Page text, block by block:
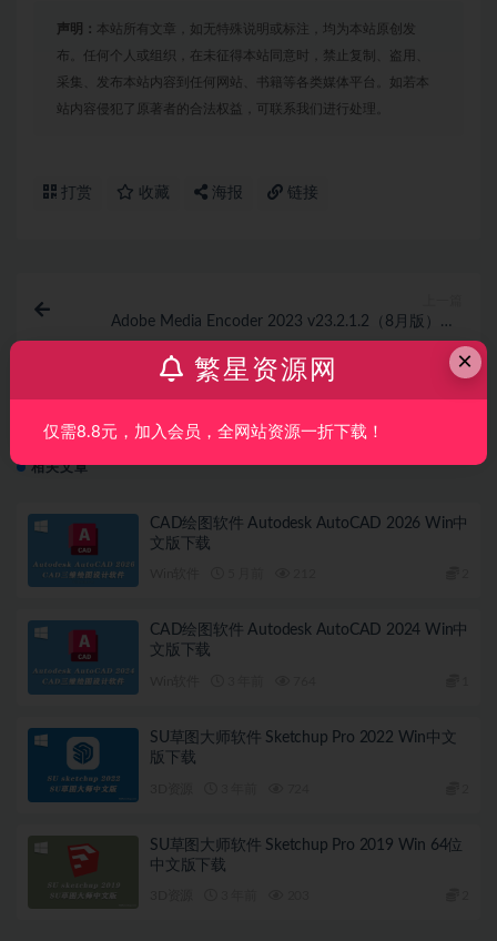
声明： 本站所有文章，如无特殊说明或标注，均为本站原创发
布。任何个人或组织，在未征得本站同意时，禁止复制、盗用、
采集、发布本站内容到任何网站、书籍等各类媒体平台。如若本
站内容侵犯了原著者的合法权益，可联系我们进行处理。
打赏 收藏 海报 链接
Adobe Media Encoder 2023 v23.2.1.2（8月版）Me
2023 Win本版下载
相关文章
CAD绘图软件 Autodesk AutoCAD 2026 Win中
文版下载
CAD绘图软件 Autodesk AutoCAD 2024 Win中
文版下载
SU草图大师软件 Sketchup Pro 2022 Win中文
版下载
SU草图大师软件 Sketchup Pro 2019 Win 64位
中文版下载
×
繁星资源网
仅需8.8元，加入会员，全网站资源一折下载！